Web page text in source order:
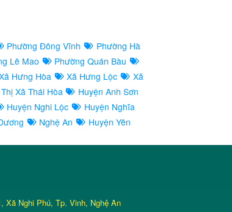
Phường Đông Vĩnh
Phường Hà
Lê Mao
Phường Quán Bàu
Hưng Hòa Xã Hưng Lộc
Xã
Thị Xã Thái Hòa
Huyện Anh Sơn
Huyện Nghi Lộc
Huyện Nghĩa
Nghệ An
Huyện Yên
Xã Nghi Phú, Tp. Vinh, Nghệ An